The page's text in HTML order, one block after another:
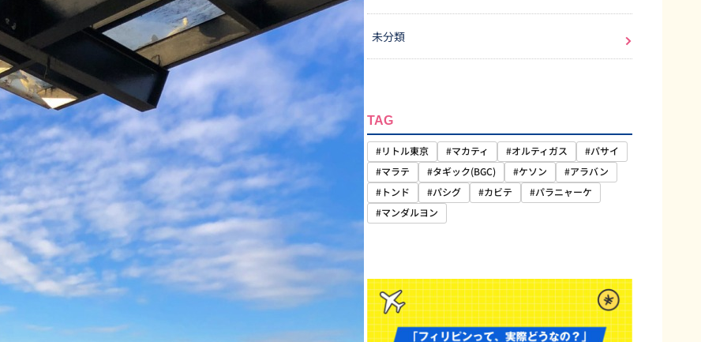
未分類
TAG
#リトル東京 #マカティ #オルティガス
#パサイ
#マラテ
#タギック(BGC) #ケソン
#アラバン
#トンド
#パシグ #カビテ
#パラニャーケ
#マンダルヨン